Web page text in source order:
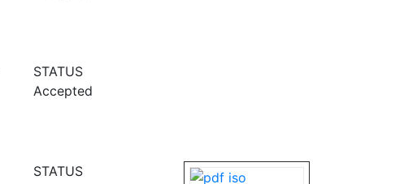
STATUS
Accepted
STATUS